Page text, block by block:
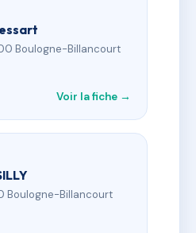
Boulogne-Billancourt
Voir la fiche →
Boulogne-Billancourt